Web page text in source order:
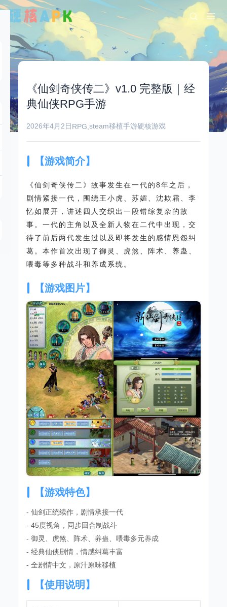
《仙剑奇侠传二》v1.0 完整版｜经
典仙侠RPG手游
2026年4月2日 RPG steam移植手游硬核游戏
【游戏简介】
《仙剑奇侠传二》故事发生在一代的8年之后，
剧情紧接一代，围绕王小虎、苏媚、沈欺霜、李
忆如展开，讲述四人交织出一段错综复杂的故
事。一代的主角以及全新人物在二代中出现，交
待了前后两代发生过以及即将发生的感情恩怨纠
葛。本作首次出现了御灵、虎煞、阵术、养蛊、
喂毒等多种战斗和养成系统。
【游戏图片】
【游戏特色】
- 仙剑正统续作，剧情承接一代
- 45度视角，同步回合制战斗
- 御灵、虎煞、阵术、养蛊、喂毒多元养成
- 经典仙侠剧情，情感纠葛丰富
- 全剧情中文，原汁原味移植
【使用说明】